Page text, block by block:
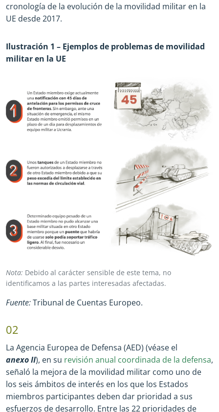
cronología de la evolución de la movilidad militar en la
UE desde 2017.
Ilustración 1 – Ejemplos de problemas de movilidad
militar en la UE
Nota: Debido al carácter sensible de este tema, no
identificamos a las partes interesadas afectadas.
Fuente:Tribunal de Cuentas Europeo.
02
La Agencia Europea de Defensa (AED) (véase el
anexo II), en su revisión anual coordinada de la defensa,
señaló la mejora de la movilidad militar como uno de
los seis ámbitos de interés en los que los Estados
miembros participantes deben dar prioridad a sus
esfuerzos de desarrollo. Entre las 22 prioridades de